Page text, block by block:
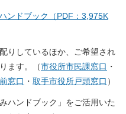
ンドブック（PDF：3,975K
りしているほか、ご希望され
ます。（市役所市民課窓口 ・
窓口 ・ 取手市役所戸頭窓口 ）
ハンドブック」をご活用いた